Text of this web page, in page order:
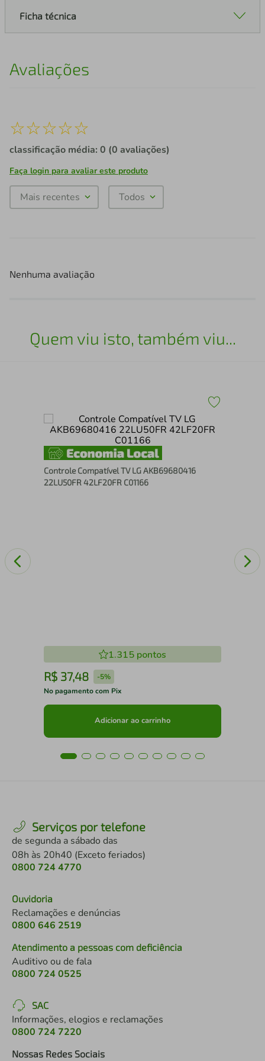
Ficha técnica
Avaliações
☆☆☆☆☆
classificação média: 0 (0 avaliações)
Faça login para avaliar este produto
Mais recentes Todos
Nenhuma avaliação
Quem viu isto, também viu...
Controle Compatível TV LG AKB69680416
22LU50FR 42LF20FR C01166
1.315 pontos
R$ 37,48 -5%
No pagamento com Pix
Adicionar ao carrinho
Serviços por telefone
de segunda a sábado das
08h às 20h40 (Exceto feriados)
0800 724 4770
Ouvidoria
Reclamações e denúncias
0800 646 2519
Atendimento a pessoas com deficiência
Auditivo ou de fala
0800 724 0525
SAC
Informações, elogios e reclamações
0800 724 7220
Nossas Redes Sociais